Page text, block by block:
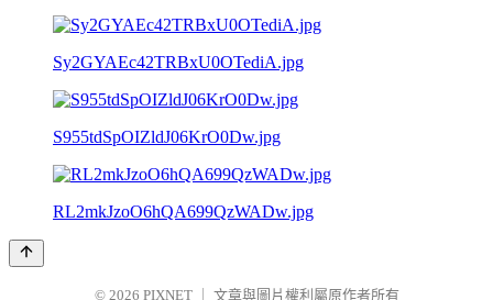
Sy2GYAEc42TRBxU0OTediA.jpg
S955tdSpOIZldJ06KrO0Dw.jpg
RL2mkJzoO6hQA699QzWADw.jpg
© 2026 PIXNET 文章與圖片權利屬原作者所有